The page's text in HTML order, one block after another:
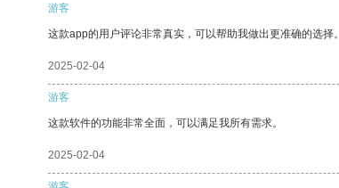
游客
这款app的用户评论非常真实，可以帮助我做出更准确的选择。
2025-02-04
游客
这款软件的功能非常全面，可以满足我所有需求。
2025-02-04